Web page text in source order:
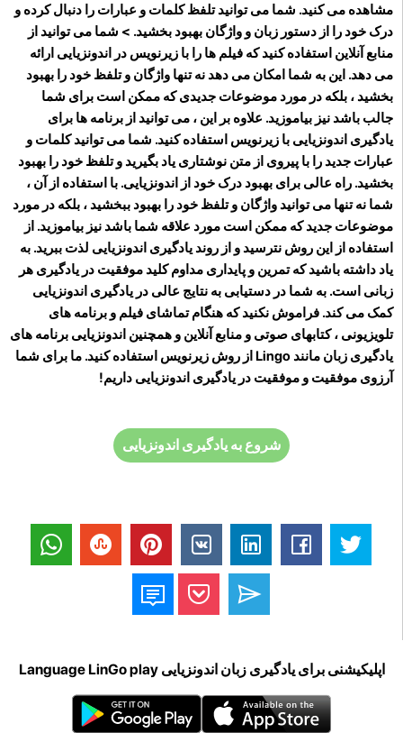
مشاهده می کنید. شما می توانید تلفظ کلمات و عبارات را دنبال کرده و
درک خود را از دستور زبان و واژگان بهبود بخشید. > شما می توانید از
منابع آنلاین استفاده کنید که فیلم ها را با زیرنویس در اندونزیایی ارائه
می دهد. این به شما امکان می دهد نه تنها واژگان و تلفظ خود را بهبود
بخشید ، بلکه در مورد موضوعات جدیدی که ممکن است برای شما
جالب باشد نیز بیاموزید. علاوه بر این ، می توانید از برنامه ها برای
یادگیری اندونزیایی با زیرنویس استفاده کنید. شما می توانید کلمات و
عبارات جدید را با پیروی از متن نوشتاری یاد بگیرید و تلفظ خود را بهبود
بخشید. راه عالی برای بهبود درک خود از اندونزیایی. با استفاده از آن ،
شما نه تنها می توانید واژگان و تلفظ خود را بهبود ببخشید ، بلکه در مورد
موضوعات جدید که ممکن است مورد علاقه شما باشد نیز بیاموزید. از
استفاده از این روش نترسید و از روند یادگیری اندونزیایی لذت ببرید. به
یاد داشته باشید که تمرین و پایداری مداوم کلید موفقیت در یادگیری هر
زبانی است. به شما در دستیابی به نتایج عالی در یادگیری اندونزیایی
کمک می کند. فراموش نکنید که هنگام تماشای فیلم و برنامه های
تلویزیونی ، کتابهای صوتی و منابع آنلاین و همچنین اندونزیایی برنامه های
یادگیری زبان مانند Lingo از روش زیرنویس استفاده کنید. ما برای شما
آرزوی موفقیت و موفقیت در یادگیری اندونزیایی داریم!
شروع به یادگیری اندونزیایی
اپلیکیشنی برای یادگیری زبان اندونزیایی Language LinGo play